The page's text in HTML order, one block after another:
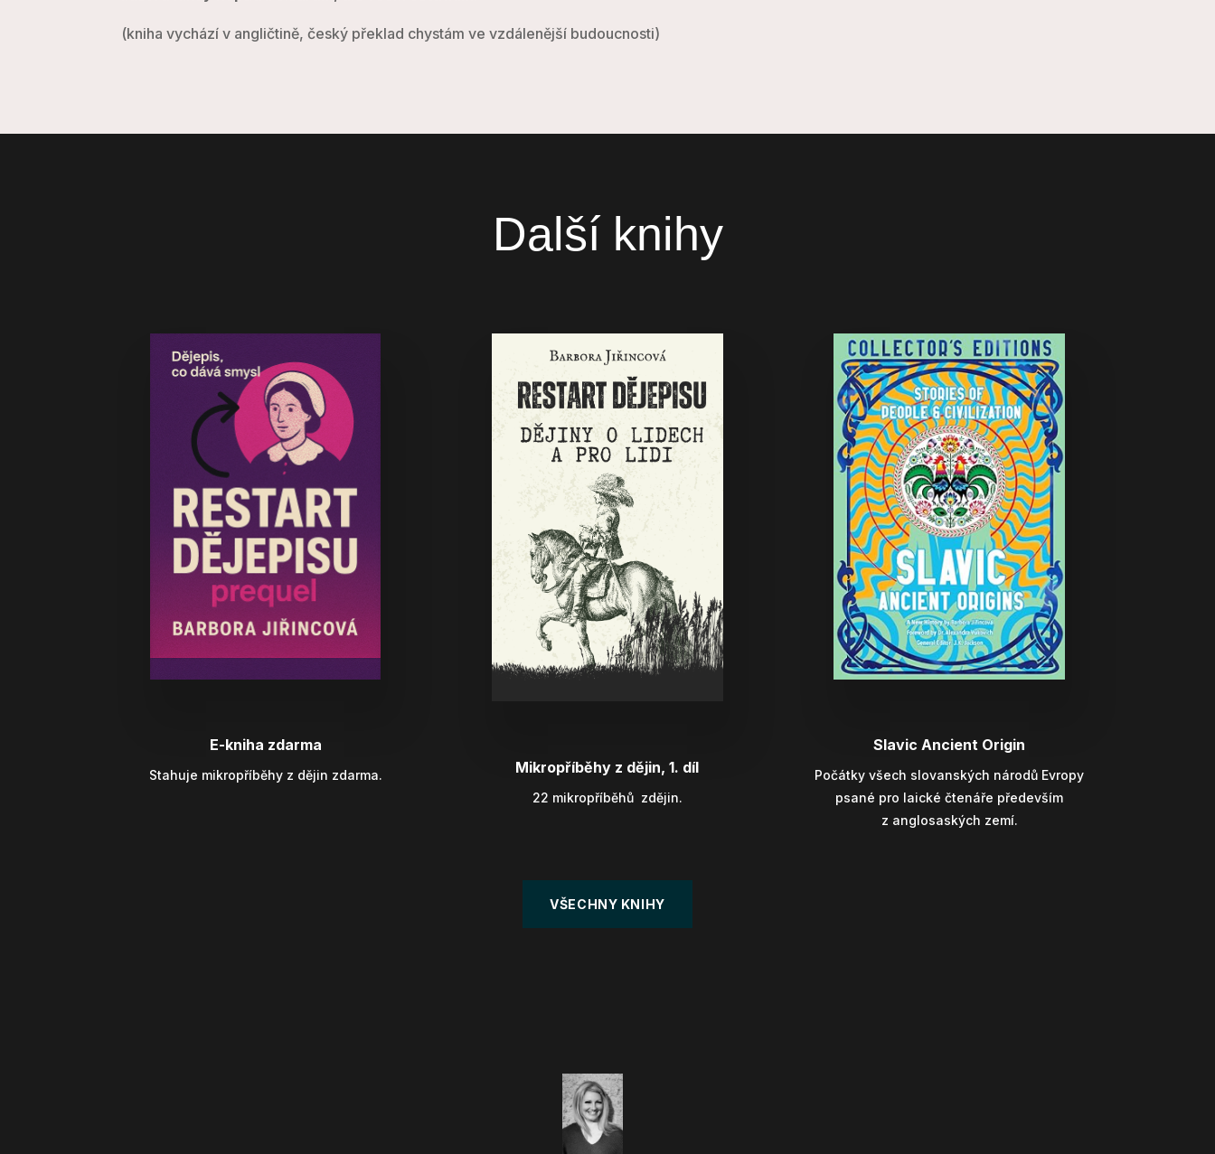
(kniha vychází v angličtině, český překlad chystám ve vzdálenější budoucnosti)
Další knihy
E-kniha zdarma
Stahuje mikropříběhy z dějin zdarma. Mikropříběhy z dějin, 1. díl
22 mikropříběhů zdějin.
Slavic Ancient Origin
Počátky všech slovanských národů Evropy
psané pro laické čtenáře především
z anglosaských zemí.
VŠECHNY KNIHY